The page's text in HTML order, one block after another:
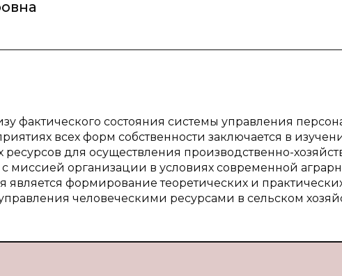
фактического состояния системы управления
всех форм собственности заключается в
ресурсов для осуществления производственно-
с миссией организации в условиях современной
является формирование теоретических и
человеческими ресурсами в сельском